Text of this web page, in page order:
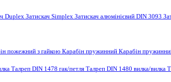
Duplex Затискач Simplex Затискач алюмінієвий DIN 3093
пожежний з гайкою Карабін пружинний Карабін
Талреп DIN 1478 гак/петля Талреп DIN 1480 вилка/вилка